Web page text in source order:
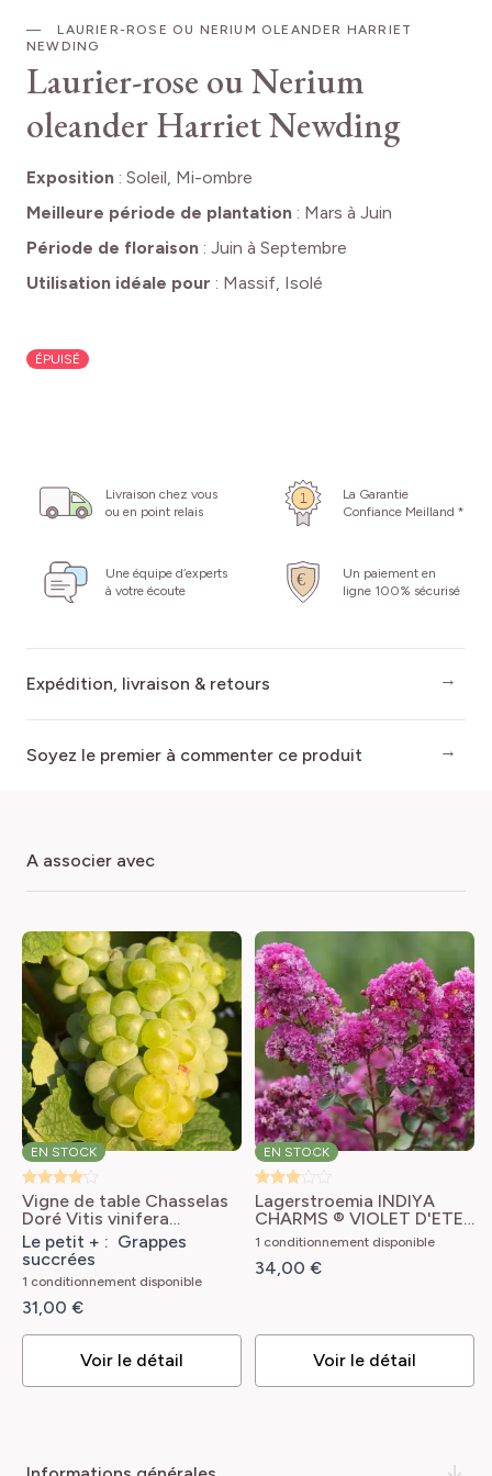
LAURIER-ROSE OU NERIUM OLEANDER HARRIET
NEWDING
Laurier-rose ou Nerium
oleander Harriet Newding
Exposition : Soleil, Mi-ombre
Meilleure période de plantation : Mars à Juin
Période de floraison : Juin à Septembre
Utilisation idéale pour : Massif, Isolé
ÉPUISÉ
Livraison chez vous
ou en point relais
La Garantie
Confiance Meilland *
Une équipe d’experts
à votre écoute
Un paiement en
ligne 100% sécurisé
Expédition, livraison & retours
Soyez le premier à commenter ce produit
a associer avec
EN STOCK
Vigne de table Chasselas
Doré Vitis vinifera
Chasselas doré
Le petit + : Grappes
succrées
1 conditionnement disponible
31,00 €
Voir le détail
EN STOCK
Lagerstroemia INDIYA
CHARMS ® VIOLET D'ETE
® 'Indyvio' ou lilas des
Lagerstroemia
indica Violet d'Ete®
1 conditionnement disponible
34,00 €
Voir le détail